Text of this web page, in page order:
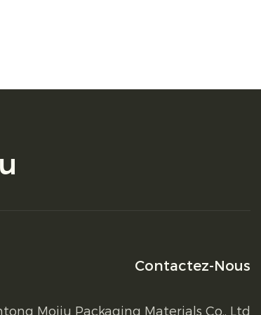
Contactez-Nous
Mojiu Packaging Materials Co., Ltd